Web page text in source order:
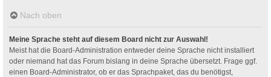
Nach oben
Meine Sprache steht auf diesem Board nicht zur Auswahl!
Meist hat die Board-Administration entweder deine Sprache nicht installiert
oder niemand hat das Forum bislang in deine Sprache übersetzt. Frage ggf.
einen Board-Administrator, ob er das Sprachpaket, das du benötigst,